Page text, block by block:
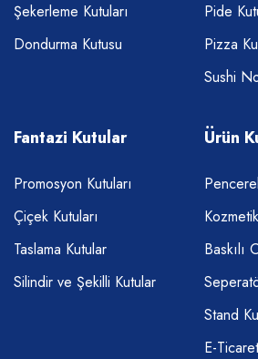
Şekerleme Kutuları
Dondurma Kutusu
Pide
Pizza
Sushi
Fantazi Kutular
Promosyon Kutuları
Çiçek Kutuları
Taslama Kutular
Silindir ve Şekilli Kutular
Ürün
Baskılı
Stand
E-